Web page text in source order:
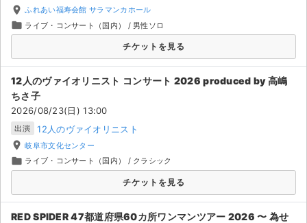
手数料・お支払い方法
よくある質問
お知らせ
place ふれあい福寿会館 サラマンカホール
folder ライブ・コンサート（国内） / 男性ソロ
チケットを見る
12人のヴァイオリニスト コンサート 2026 produced by 高嶋
ちさ子
2026/08/23(日) 13:00
出演 12人のヴァイオリニスト
place 岐阜市文化センター
folder ライブ・コンサート（国内） / クラシック
チケットを見る
RED SPIDER 47都道府県60カ所ワンマンツアー 2026 〜 為せ